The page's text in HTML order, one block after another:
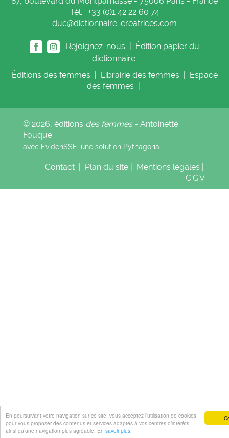
En poursuivant votre navigation sur ce site, vous acceptez l’utilisation de cookies
pour vous proposer des contenus et services adaptés à vos centres d’intérêts
ainsi qu’une navigation plus agréable. En savoir plus.
Tél. : +33 (0)1 42 22 60 74
duc@dictionnaire-creatrices.com
Rejoignez-nous |
Édition papier du
dictionnaire
Éditions des femmes Librairie des femmes
Espace
des femmes
© 2026, éditions des femmes- Antoinette
Fouque
avec EvidenSSE, une solution Pythagoria
Contact Plan du site Mentions légales
C.G.V.